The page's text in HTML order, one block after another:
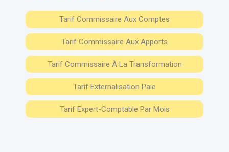
Tarif Commissaire Aux Comptes
Tarif Commissaire Aux Apports
Tarif Commissaire À La Transformation
Tarif Externalisation Paie
Tarif Expert-Comptable Par Mois